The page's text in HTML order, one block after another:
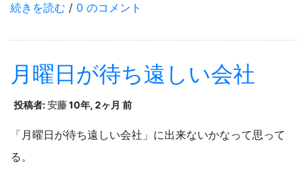
続きを読む / 0 のコメント
月曜日が待ち遠しい会社
投稿者:安藤10年, 2ヶ月 前
「月曜日が待ち遠しい会社」に出来ないかなって思って
る。